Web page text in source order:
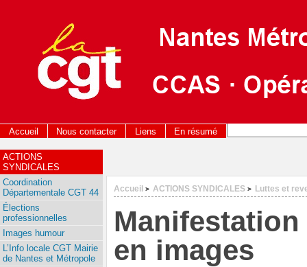
Accueil Nous contacter Liens En résumé
Accueil > ACTIONS SYNDICALES > Luttes et
en images
ACTIONS
SYNDICALES
Coordination
Départementale CGT 44
Élections
professionnelles
Images humour
L’Info locale CGT Mairie
de Nantes et Métropole